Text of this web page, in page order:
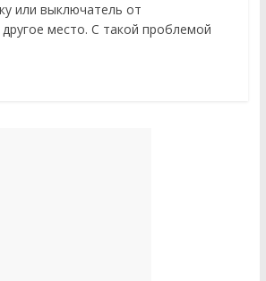
или выключатель от
место. С такой проблемой